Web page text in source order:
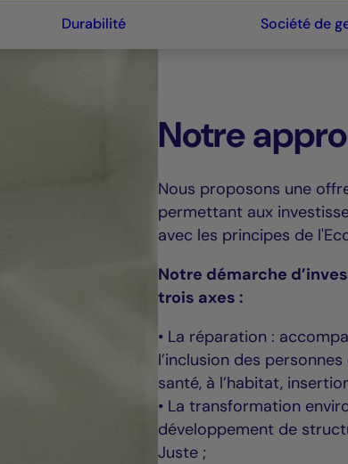
Durabilité Société de
Notre
Nous proposons une
permettant aux
avec les principes de
Notre démarche
trois axes :
• La réparation :
l’inclusion des
santé, à l’habitat,
• La transformation
développement de
Juste ;